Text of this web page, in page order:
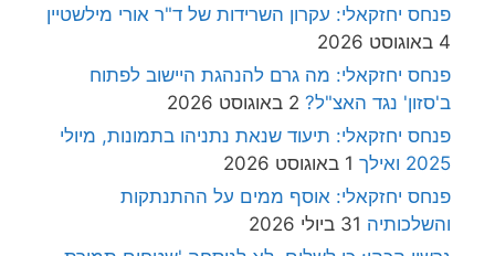
פנחס יחזקאלי: עקרון השרידות של ד"ר אורי מילשטיין
4 באוגוסט 2026
פנחס יחזקאלי: מה גרם להנהגת היישוב לפתוח
ב'סזון' נגד האצ"ל? 2 באוגוסט 2026
פנחס יחזקאלי: תיעוד שנאת נתניהו בתמונות, מיולי
2025 ואילך
1 באוגוסט 2026
פנחס יחזקאלי: אוסף ממים על ההתנתקות
והשלכותיה 31 ביולי 2026